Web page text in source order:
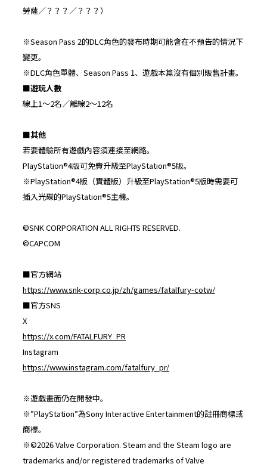
勞薩／？？？／？？？）
※Season Pass 2的DLC角色的發布時期可能會在不預告的情況下
變更。
※DLC角色單體、Season Pass 1、遊戲本篇沒有個別販售計畫。
■遊玩人數
線上1～2名／離線2～12名
■其他
若要體驗所有遊戲內容須連接至網路。
PlayStation®4版可免費升級至PlayStation®5版。
※PlayStation®4版（實體版）升級至PlayStation®5版時需要可
插入光碟的PlayStation®5主機。
©SNK CORPORATION ALL RIGHTS RESERVED.
©CAPCOM
■官方網站
https://www.snk-corp.co.jp/zh/games/fatalfury-cotw/
■官方SNS
X
https://x.com/FATALFURY_PR
Instagram
https://www.instagram.com/fatalfury_pr/
※遊戲畫面仍在開發中。
※”PlayStation”為Sony Interactive Entertainment的註冊商標或
商標。
※©2026 Valve Corporation. Steam and the Steam logo are
trademarks and/or registered trademarks of Valve